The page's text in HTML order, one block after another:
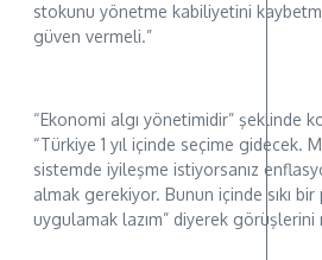
stokunu yönetme kabiliyetini
güven vermeli.”
“Ekonomi algı yönetimidir” şeklinde
“Türkiye 1 yıl içinde seçime gidecek.
sistemde iyileşme istiyorsanız
almak gerekiyor. Bunun içinde sıkı bir
uygulamak lazım” diyerek görüşlerini